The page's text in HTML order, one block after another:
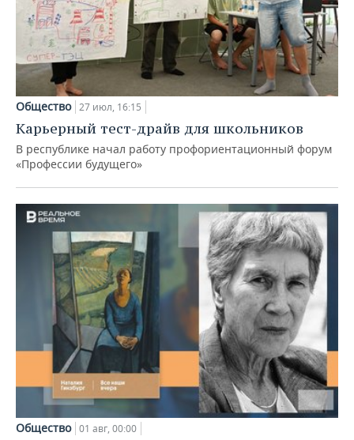
Общество 27 июл, 16:15
Карьерный тест-драйв для школьников
В республике начал работу профориентационный форум
«Профессии будущего»
Общество 01 авг, 00:00